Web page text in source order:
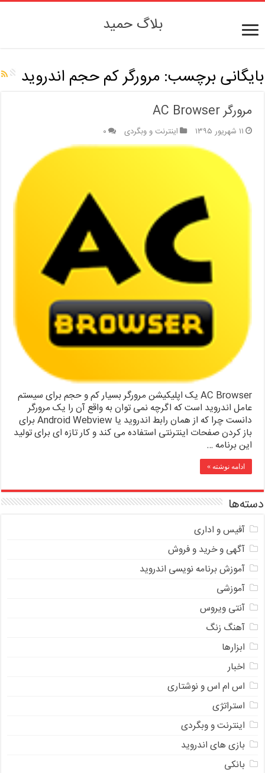
بلاگ حمید
بایگانی برچسب: مرورگر کم حجم اندروید
مرورگر AC Browser
۱۱ شهریور ۱۳۹۵ اینترنت و وبگردی ۰
AC Browser یک اپلیکیشن مرورگر بسیار کم و حجم برای سیستم
عامل اندروید است که اگرچه نمی توان به واقع آن را یک مرورگر
دانست چرا که از همان رابط اندروید یا Android Webview برای
باز کردن صفحات اینترنتی استفاده می کند و کار تازه ای برای تولید
این برنامه …
ادامه نوشته »
دسته‌ها
آفیس و اداری
آگهی و خرید و فروش
آموزش برنامه نویسی اندروید
آموزشی
آنتی ویروس
آهنگ زنگ
ابزارها
اخبار
اس ام اس و نوشتاری
استراتژی
اینترنت و وبگردی
بازی های اندروید
بانکی